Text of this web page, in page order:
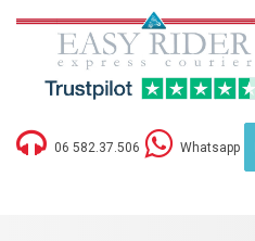
06 582.37.506 Whatsapp